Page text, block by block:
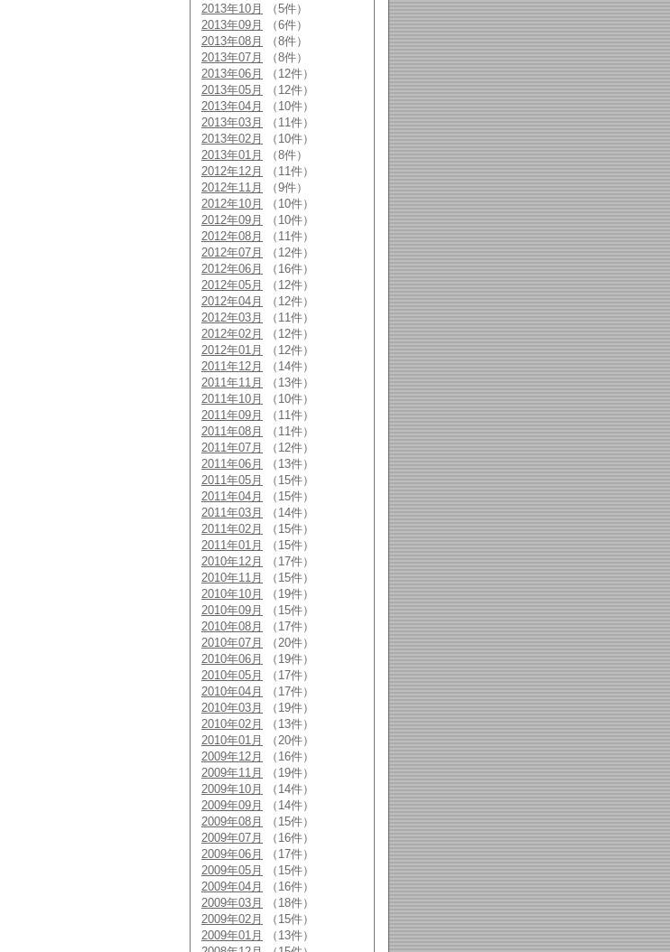
2013年10月
（5件）
2013年09月
（6件）
2013年08月
（8件）
2013年07月
（8件）
2013年06月
（12件）
2013年05月
（12件）
2013年04月
（10件）
2013年03月
（11件）
2013年02月
（10件）
2013年01月
（8件）
2012年12月
（11件）
2012年11月
（9件）
2012年10月
（10件）
2012年09月
（10件）
2012年08月
（11件）
2012年07月
（12件）
2012年06月
（16件）
2012年05月
（12件）
2012年04月
（12件）
2012年03月
（11件）
2012年02月
（12件）
2012年01月
（12件）
2011年12月
（14件）
2011年11月
（13件）
2011年10月
（10件）
2011年09月
（11件）
2011年08月
（11件）
2011年07月
（12件）
2011年06月
（13件）
2011年05月
（15件）
2011年04月
（15件）
2011年03月
（14件）
2011年02月
（15件）
2011年01月
（15件）
2010年12月
（17件）
2010年11月
（15件）
2010年10月
（19件）
2010年09月
（15件）
2010年08月
（17件）
2010年07月
（20件）
2010年06月
（19件）
2010年05月
（17件）
2010年04月
（17件）
2010年03月
（19件）
2010年02月
（13件）
2010年01月
（20件）
2009年12月
（16件）
2009年11月
（19件）
2009年10月
（14件）
2009年09月
（14件）
2009年08月
（15件）
2009年07月
（16件）
2009年06月
（17件）
2009年05月
（15件）
2009年04月
（16件）
2009年03月
（18件）
2009年02月
（15件）
2009年01月
（13件）